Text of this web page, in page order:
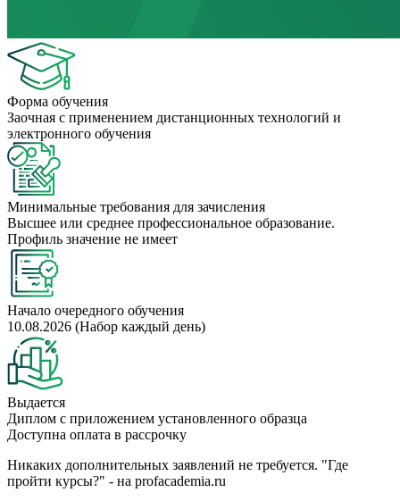
Форма обучения
Заочная с применением дистанционных технологий и
электронного обучения
Минимальные требования для зачисления
Высшее или среднее профессиональное образование.
Профиль значение не имеет
Начало очередного обучения
10.08.2026 (Набор каждый день)
Выдается
Диплом с приложением установленного образца
Доступна оплата в рассрочку
Никаких дополнительных заявлений не требуется. "Где
пройти курсы?" - на profacademia.ru